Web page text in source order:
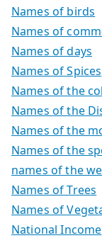
Names of birds
Names of
Names of days
Names of Spices
Names of the
Names of the
Names of the
Names of the
names of the
Names of Trees
Names of
National Income